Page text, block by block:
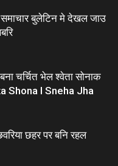
समाचार बुलेटिन मे देखल जाउ
चर्चित भेल श्वेता सोनाक
Shona I Sneha Jha
छहर पर बनि रहल